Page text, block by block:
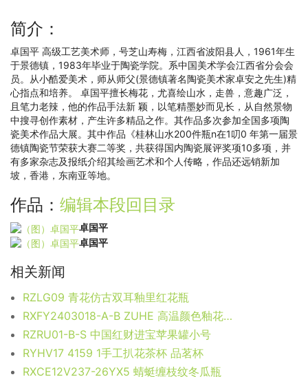
简介：
卓国平 高级工艺美术师，号芝山寿梅，江西省波阳县人，1961年生
于景德镇，1983年毕业于陶瓷学院。系中国美术学会江西省分会会
员。从小酷爱美术，师从师父(景德镇著名陶瓷美术家卓安之先生)精
心指点和培养。 卓国平擅长梅花，尤喜绘山水，走兽，意趣广泛，
且笔力老辣，他的作品手法新 颖，以笔精墨妙而见长，从自然景物
中搜寻创作素材，产生许多精品之作。其作品多次参加全国多项陶
瓷美术作品大展。其中作品《桂林山水200件瓶n在1叨0 年第一届景
德镇陶瓷节荣获大赛二等奖，共获得国内陶瓷展评奖项10多项，并
有多家杂志及报纸介绍其绘画艺术和个人传略，作品还远销新加
坡，香港，东南亚等地。
作品： 编辑本段回目录
卓国平
卓国平
相关新闻
RZLG09 青花仿古双耳釉里红花瓶
RXFY2403018-A-B ZUHE 高温颜色釉花器/摆件组合
RZRU01-B-S 中国红财进宝苹果罐小号
RYHV17 4159 1手工扒花茶杯 品茗杯
RXCE12V237-26YX5 蜻蜓缠枝纹冬瓜瓶